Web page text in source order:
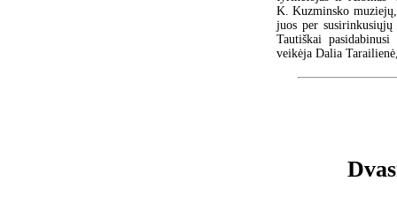
K. Kuzminsko
juos per
Tautiškai
veikėja Dalia